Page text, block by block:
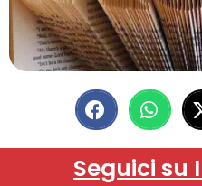
Seguici su